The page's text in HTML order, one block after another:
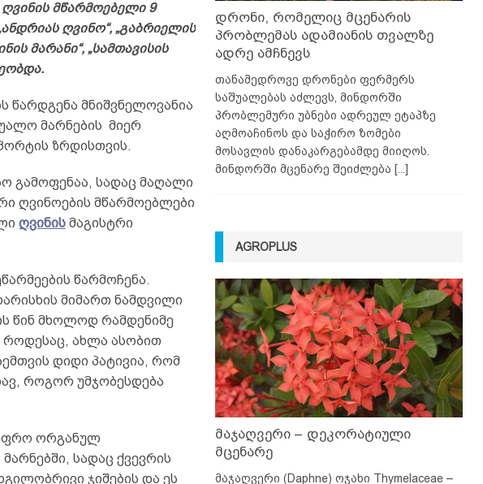
მწარმოებელი 9
ღვინო“, „გაბრიელის
მარანი“, „სამთავისის
წარდგენა მნიშვნელოვანია
მარნების მიერ
ზრდისთვის.
გამოფენაა, სადაც მაღალი
ღვინოების მწარმოებლები
ღვინისმაგისტრი
წარმოჩენა.
მიმართ ნამდვილი
წინ მხოლოდ რამდენიმე
როდესაც, ახლა ასობით
დიდი პატივია, რომ
როგორ უმჯობესდება
უფრო ორგანულ
სადაც ქვევრის
ჯიშების და ეს
დრონი, რომელიც მცენარის
პრობლემას ადამიანის თვალზე
ადრე ამჩნევს
თანამედროვე დრონები ფერმერს
საშუალებას აძლევს, მინდორში
პრობლემური უბნები ადრეულ ეტაპზე
აღმოაჩინოს და საჭირო ზომები
მოსავლის დანაკარგებამდე მიიღოს.
მინდორში მცენარე შეიძლება [...]
AGROPLUS
მაჯაღვერი – დეკორატიული
მცენარე
მაჯაღვერი (Daphne) ოჯახი Thymelaceae –